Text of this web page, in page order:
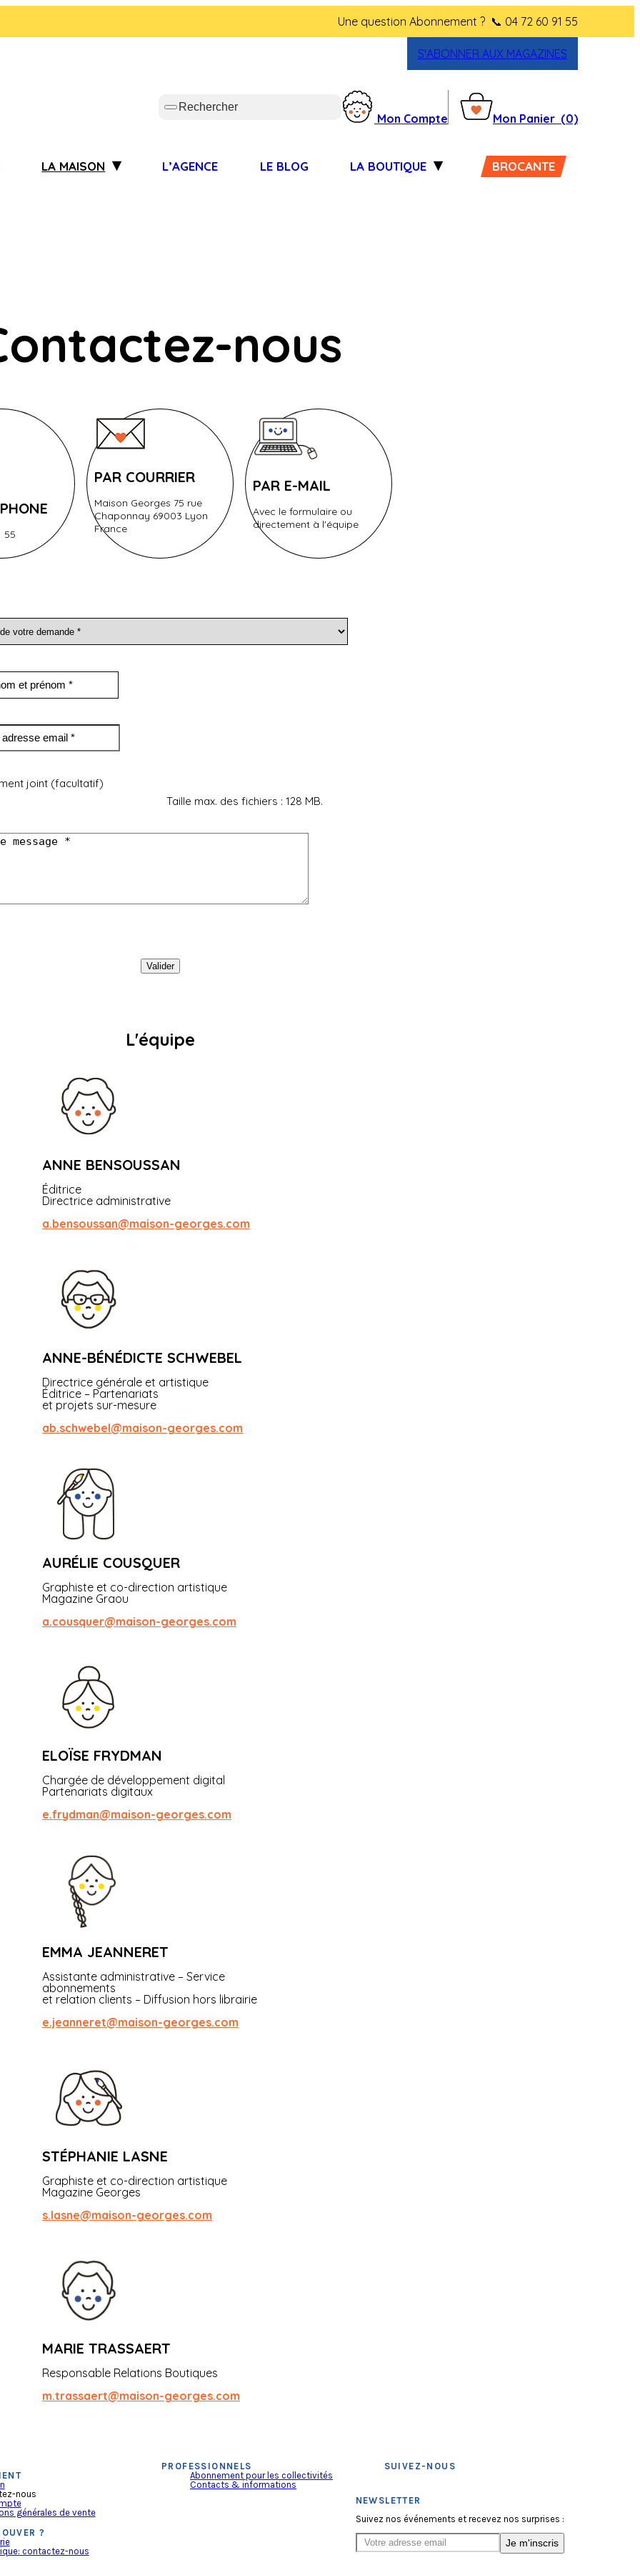
Une question Abonnement ? 📞 04 72 60 91 55
S'ABONNER AUX MAGAZINES
Mon Compte Mon Panier (0)
LA MAISON L’AGENCE LE BLOG LA BOUTIQUE BROCANTE
nous
55
PAR COURRIER
Maison Georges 75 rue
Chaponnay 69003 Lyon
France
PAR E-MAIL
Avec le formulaire ou
directement à l'équipe
joint (facultatif)
Taille max. des fichiers : 128 MB.
Valider
L'équipe
ANNE BENSOUSSAN
Éditrice
Directrice administrative
a.bensoussan@maison-georges.com
ANNE-BÉNÉDICTE SCHWEBEL
Directrice générale et artistique
Éditrice – Partenariats
et projets sur-mesure
ab.schwebel@maison-georges.com
AURÉLIE COUSQUER
Graphiste et co-direction artistique
Magazine Graou
a.cousquer@maison-georges.com
ELOÏSE FRYDMAN
Chargée de développement digital
Partenariats digitaux
e.frydman@maison-georges.com
EMMA JEANNERET
Assistante administrative – Service
abonnements
et relation clients – Diffusion hors librairie
e.jeanneret@maison-georges.com
STÉPHANIE LASNE
Graphiste et co-direction artistique
Magazine Georges
s.lasne@maison-georges.com
MARIE TRASSAERT
Responsable Relations Boutiques
m.trassaert@maison-georges.com
nous
générales de vente
?
contactez-nous
PROFESSIONNELS
Abonnement pour les collectivités
Contacts & informations
SUIVEZ-NOUS
NEWSLETTER
Suivez nos événements et recevez nos surprises :
Je m'inscris